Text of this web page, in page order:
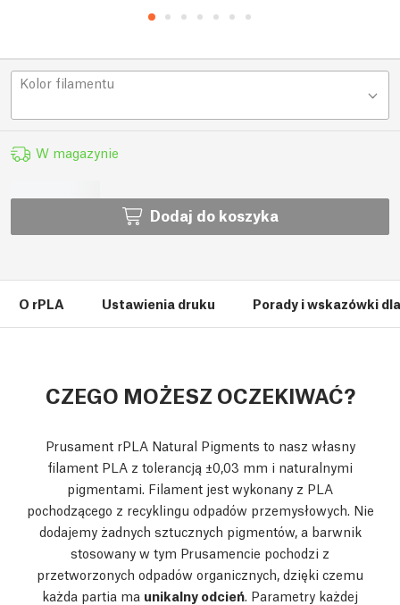
Kolor filamentu
W magazynie
Dodaj do koszyka
O rPLA Ustawienia druku Porady i wskazówki
CZEGO MOŻESZ OCZEKIWAĆ?
Prusament rPLA Natural Pigments to nasz własny
filament PLA z tolerancją ±0,03 mm i naturalnymi
pigmentami. Filament jest wykonany z PLA
pochodzącego z recyklingu odpadów przemysłowych. Nie
dodajemy żadnych sztucznych pigmentów, a barwnik
stosowany w tym Prusamencie pochodzi z
przetworzonych odpadów organicznych, dzięki czemu
każda partia ma unikalny odcień. Parametry każdej